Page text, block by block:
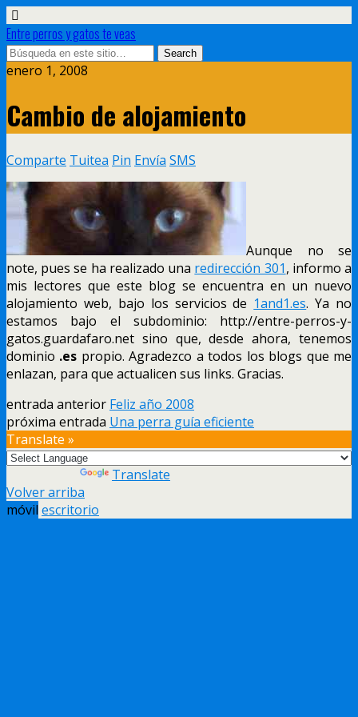
Entre perros y gatos te veas
enero 1, 2008
Cambio de alojamiento
Comparte Tuitea Pin Envía SMS
Aunque no se
note, pues se ha realizado una redirección 301, informo a
mis lectores que este blog se encuentra en un nuevo
alojamiento web, bajo los servicios de 1and1.es. Ya no
estamos bajo el subdominio: http://entre-perros-y-
gatos.guardafaro.net sino que, desde ahora, tenemos
dominio .es propio. Agradezco a todos los blogs que me
enlazan, para que actualicen sus links. Gracias.
entrada anterior Feliz año 2008
próxima entrada Una perra guía eficiente
Translate »
Translate
Volver arriba
móvil escritorio